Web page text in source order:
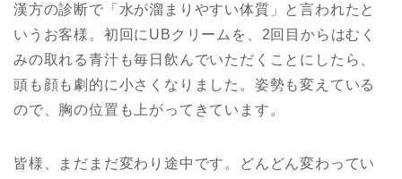
漢方の診断で「水が溜まりやすい体質」と言われたと
いうお客様。初回にUBクリームを、2回目からはむく
みの取れる青汁も毎日飲んでいただくことにしたら、
頭も顔も劇的に小さくなりました。姿勢も変えている
ので、胸の位置も上がってきています。
皆様、まだまだ変わり途中です。どんどん変わってい